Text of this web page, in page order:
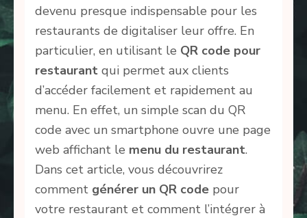
devenu presque indispensable pour les
restaurants de digitaliser leur offre. En
particulier, en utilisant le QR code pour
restaurant qui permet aux clients
d’accéder facilement et rapidement au
menu. En effet, un simple scan du QR
code avec un smartphone ouvre une page
web affichant le menu du restaurant.
Dans cet article, vous découvrirez
comment générer un QR code pour
votre restaurant et comment l’intégrer à